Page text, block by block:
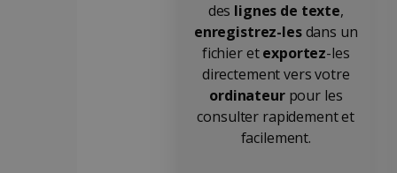
des lignes de texte,
enregistrez-lesdans un
fichier etexportez-les
directement vers votre
ordinateurpour les
consulter rapidement et
facilement.
_clsk
_ga_XNJS6PHT1N
optiMonkClientId
optiMonkSession
bcookie
YSC